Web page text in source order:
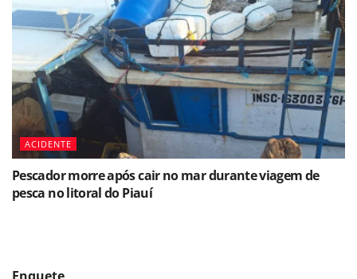
ACIDENTE
Pescador morre após cair no mar durante viagem de
pesca no litoral do Piauí